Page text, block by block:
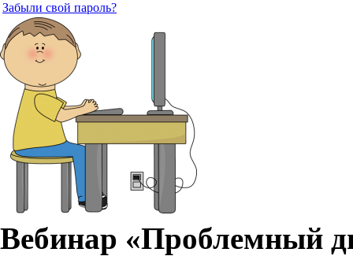
Забыли свой пароль?
Вебинар «Проблемный